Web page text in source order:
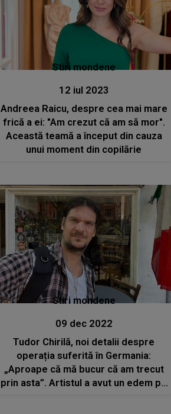
Stiri mondene
12 iul 2023
Andreea Raicu, despre cea mai mare
frică a ei: "Am crezut că am să mor".
Această teamă a început din cauza
unui moment din copilărie
Stiri mondene
09 dec 2022
Tudor Chirilă, noi detalii despre
operația suferită în Germania:
„Aproape că mă bucur că am trecut
prin asta”. Artistul a avut un edem pe